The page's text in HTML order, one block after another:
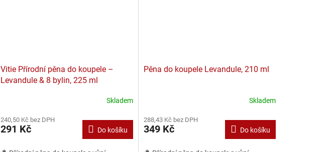
Vitie Přírodní pěna do koupele –
Levandule & 8 bylin, 225 ml
Skladem
240,50 Kč bez DPH
291 Kč Do košíku
Pěna do koupele Levandule, 210 ml
Skladem
288,43 Kč bez DPH
349 Kč Do košíku